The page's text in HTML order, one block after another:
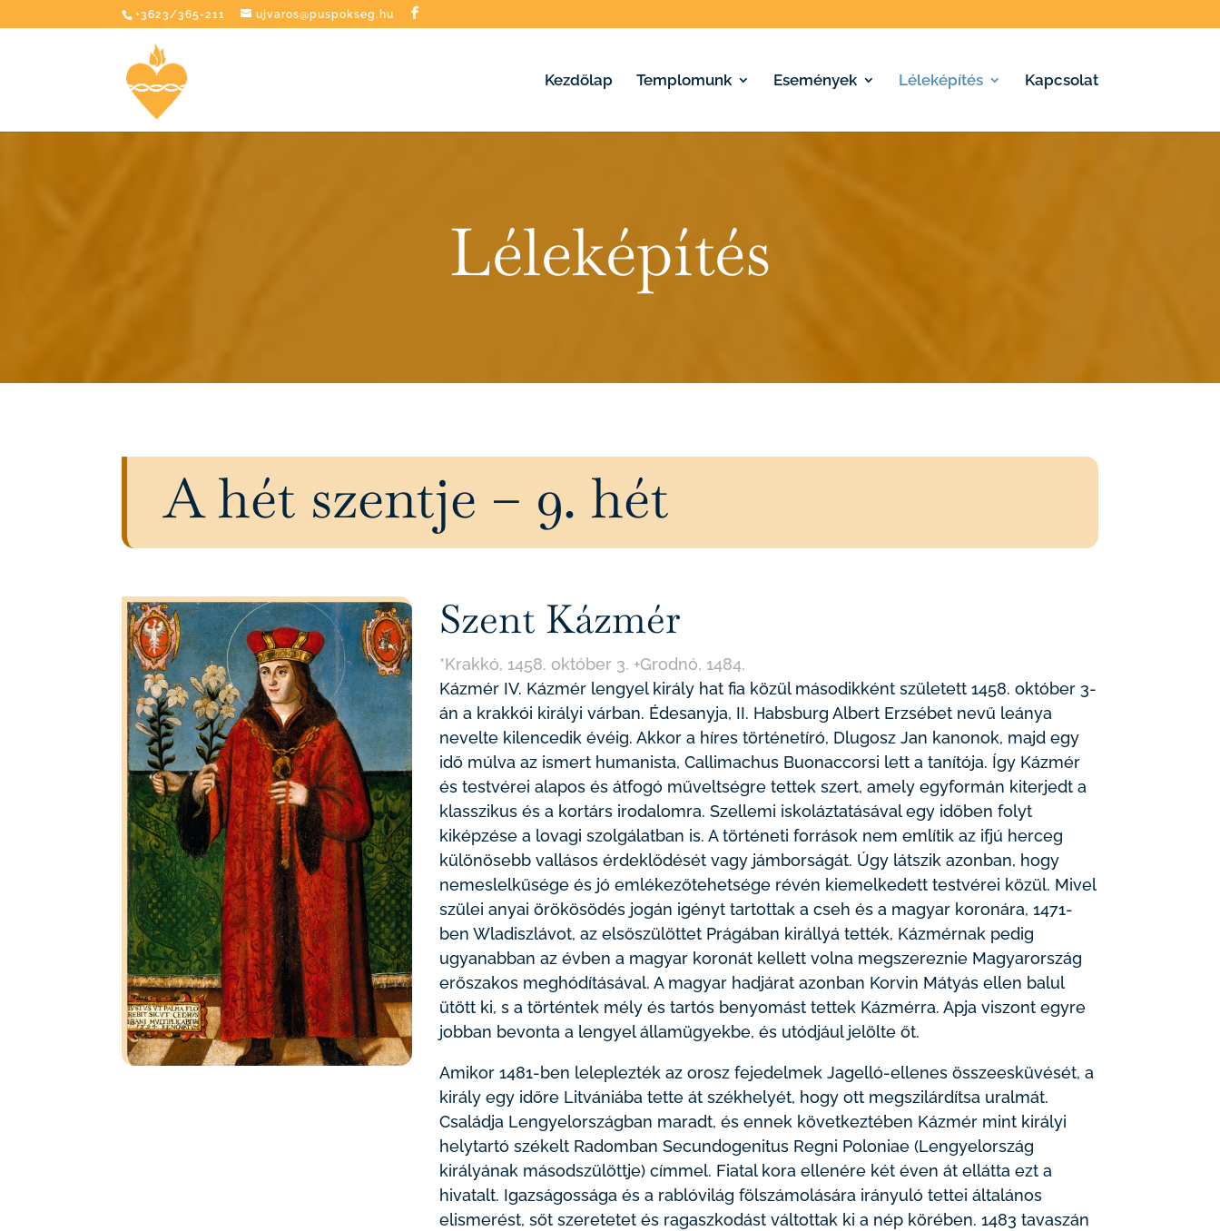
+3623/365-211 ujvaros@puspokseg.hu
Kezdőlap Templomunk Események Léleképítés Kapcsolat
Léleképítés
A hét szentje – 9. hét
Szent Kázmér
*Krakkó, 1458. október 3. +Grodnó, 1484.
Kázmér IV. Kázmér lengyel király hat fia közül másodikként született 1458. október 3-
án a krakkói királyi várban. Édesanyja, II. Habsburg Albert Erzsébet nevű leánya
nevelte kilencedik évéig. Akkor a híres történetíró, Dlugosz Jan kanonok, majd egy
idő múlva az ismert humanista, Callimachus Buonaccorsi lett a tanítója. Így Kázmér
és testvérei alapos és átfogó műveltségre tettek szert, amely egyformán kiterjedt a
klasszikus és a kortárs irodalomra. Szellemi iskoláztatásával egy időben folyt
kiképzése a lovagi szolgálatban is. A történeti források nem említik az ifjú herceg
különösebb vallásos érdeklődését vagy jámborságát. Úgy látszik azonban, hogy
nemeslelkűsége és jó emlékezőtehetsége révén kiemelkedett testvérei közül. Mivel
szülei anyai örökösödés jogán igényt tartottak a cseh és a magyar koronára, 1471-
ben Wladiszlávot, az elsőszülöttet Prágában királlyá tették, Kázmérnak pedig
ugyanabban az évben a magyar koronát kellett volna megszereznie Magyarország
erőszakos meghódításával. A magyar hadjárat azonban Korvin Mátyás ellen balul
ütött ki, s a történtek mély és tartós benyomást tettek Kázmérra. Apja viszont egyre
jobban bevonta a lengyel államügyekbe, és utódjául jelölte őt.
Amikor 1481-ben leleplezték az orosz fejedelmek Jagelló-ellenes összeesküvését, a
király egy időre Litvániába tette át székhelyét, hogy ott megszilárdítsa uralmát.
Családja Lengyelországban maradt, és ennek következtében Kázmér mint királyi
helytartó székelt Radomban Secundogenitus Regni Poloniae (Lengyelország
királyának másodszülöttje) címmel. Fiatal kora ellenére két éven át ellátta ezt a
hivatalt. Igazságossága és a rablóvilág fölszámolására irányuló tettei általános
elismerést, sőt szeretetet és ragaszkodást váltottak ki a nép körében. 1483 tavaszán